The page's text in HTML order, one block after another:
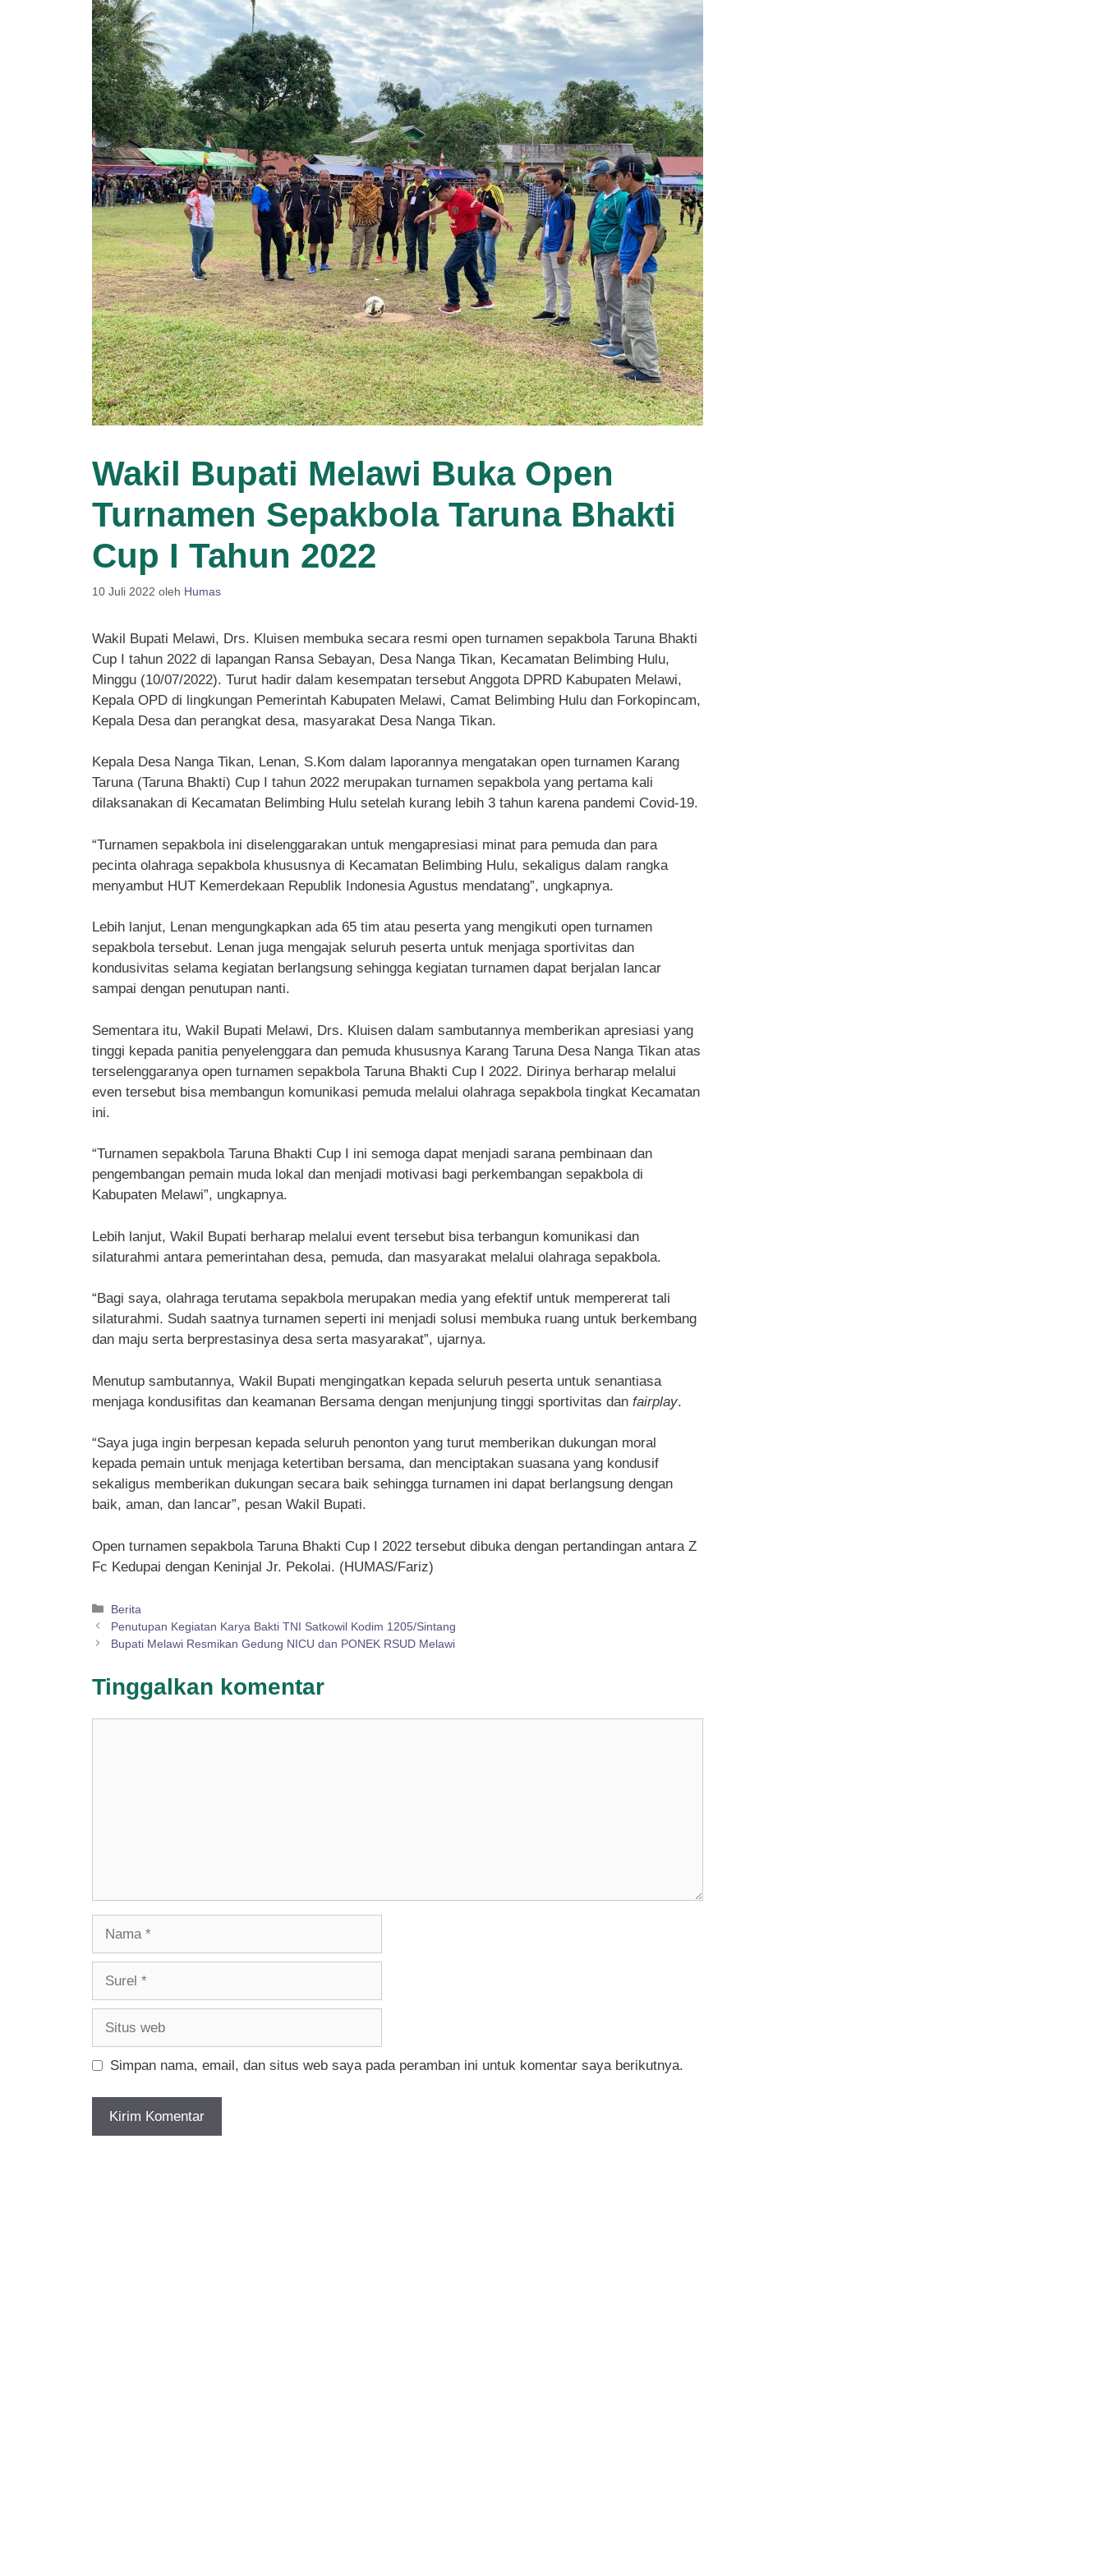
Wakil Bupati Melawi Buka Open
Turnamen Sepakbola Taruna Bhakti
Cup I Tahun 2022
10 Juli 2022 oleh Humas
Wakil Bupati Melawi, Drs. Kluisen membuka secara resmi open turnamen sepakbola Taruna Bhakti
Cup I tahun 2022 di lapangan Ransa Sebayan, Desa Nanga Tikan, Kecamatan Belimbing Hulu,
Minggu (10/07/2022). Turut hadir dalam kesempatan tersebut Anggota DPRD Kabupaten Melawi,
Kepala OPD di lingkungan Pemerintah Kabupaten Melawi, Camat Belimbing Hulu dan Forkopincam,
Kepala Desa dan perangkat desa, masyarakat Desa Nanga Tikan.
Kepala Desa Nanga Tikan, Lenan, S.Kom dalam laporannya mengatakan open turnamen Karang
Taruna (Taruna Bhakti) Cup I tahun 2022 merupakan turnamen sepakbola yang pertama kali
dilaksanakan di Kecamatan Belimbing Hulu setelah kurang lebih 3 tahun karena pandemi Covid-19.
“Turnamen sepakbola ini diselenggarakan untuk mengapresiasi minat para pemuda dan para
pecinta olahraga sepakbola khususnya di Kecamatan Belimbing Hulu, sekaligus dalam rangka
menyambut HUT Kemerdekaan Republik Indonesia Agustus mendatang”, ungkapnya.
Lebih lanjut, Lenan mengungkapkan ada 65 tim atau peserta yang mengikuti open turnamen
sepakbola tersebut. Lenan juga mengajak seluruh peserta untuk menjaga sportivitas dan
kondusivitas selama kegiatan berlangsung sehingga kegiatan turnamen dapat berjalan lancar
sampai dengan penutupan nanti.
Sementara itu, Wakil Bupati Melawi, Drs. Kluisen dalam sambutannya memberikan apresiasi yang
tinggi kepada panitia penyelenggara dan pemuda khususnya Karang Taruna Desa Nanga Tikan atas
terselenggaranya open turnamen sepakbola Taruna Bhakti Cup I 2022. Dirinya berharap melalui
even tersebut bisa membangun komunikasi pemuda melalui olahraga sepakbola tingkat Kecamatan
ini.
“Turnamen sepakbola Taruna Bhakti Cup I ini semoga dapat menjadi sarana pembinaan dan
pengembangan pemain muda lokal dan menjadi motivasi bagi perkembangan sepakbola di
Kabupaten Melawi”, ungkapnya.
Lebih lanjut, Wakil Bupati berharap melalui event tersebut bisa terbangun komunikasi dan
silaturahmi antara pemerintahan desa, pemuda, dan masyarakat melalui olahraga sepakbola.
“Bagi saya, olahraga terutama sepakbola merupakan media yang efektif untuk mempererat tali
silaturahmi. Sudah saatnya turnamen seperti ini menjadi solusi membuka ruang untuk berkembang
dan maju serta berprestasinya desa serta masyarakat”, ujarnya.
Menutup sambutannya, Wakil Bupati mengingatkan kepada seluruh peserta untuk senantiasa
menjaga kondusifitas dan keamanan Bersama dengan menjunjung tinggi sportivitas dan fairplay.
“Saya juga ingin berpesan kepada seluruh penonton yang turut memberikan dukungan moral
kepada pemain untuk menjaga ketertiban bersama, dan menciptakan suasana yang kondusif
sekaligus memberikan dukungan secara baik sehingga turnamen ini dapat berlangsung dengan
baik, aman, dan lancar”, pesan Wakil Bupati.
Open turnamen sepakbola Taruna Bhakti Cup I 2022 tersebut dibuka dengan pertandingan antara Z
Fc Kedupai dengan Keninjal Jr. Pekolai. (HUMAS/Fariz)
Kategori
Berita
Penutupan Kegiatan Karya Bakti TNI Satkowil Kodim 1205/Sintang
Bupati Melawi Resmikan Gedung NICU dan PONEK RSUD Melawi
Tinggalkan komentar
Simpan nama, email, dan situs web saya pada peramban ini untuk komentar saya berikutnya.